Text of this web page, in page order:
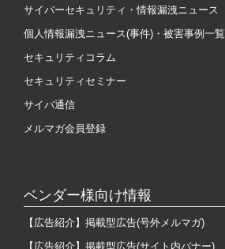
サイバーセキュリティ・情報漏洩ニュース
個人情報漏洩ニュース(事件)・被害事例一覧
セキュリティコラム
セキュリティセミナー
サイバ通信
メルマガ会員登録
ベンダー様向け情報
【広告紹介】掲載型広告(号外メルマガ)
【広告紹介】掲載型広告(サイト内バナー)